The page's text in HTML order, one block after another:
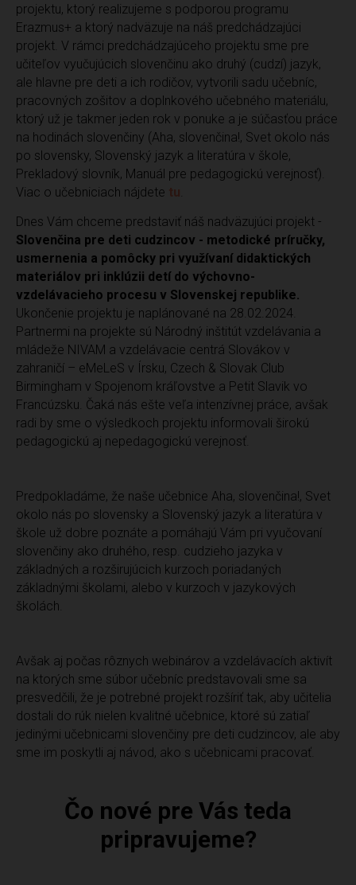
projektu, ktorý realizujeme s podporou programu
Erazmus+ a ktorý nadväzuje na náš predchádzajúci
projekt. V rámci predchádzajúceho projektu sme pre
učiteľov vyučujúcich slovenčinu ako druhý (cudzí) jazyk,
ale hlavne pre deti a ich rodičov, vytvorili sadu učebníc,
pracovných zošitov a doplnkového učebného materiálu,
ktorý už je takmer jeden rok v ponuke a je súčasťou práce
na hodinách slovenčiny (Aha, slovenčina!, Svet okolo nás
po slovensky, Slovenský jazyk a literatúra v škole,
Prekladový slovník, Manuál pre pedagogickú verejnosť).
Viac o učebniciach nájdete tu
Dnes Vám chceme predstaviť náš nadväzujúci projekt -
Slovenčina pre deti cudzincov - metodické príručky,
usmernenia a pomôcky pri využívaní didaktických
materiálov pri inklúzii detí do výchovno-
vzdelávacieho procesu v Slovenskej republike.
Ukončenie projektu je naplánované na 28.02.2024.
Partnermi na projekte sú Národný inštitút vzdelávania a
mládeže NIVAM a vzdelávacie centrá Slovákov v
zahraničí – eMeLeS v Írsku, Czech & Slovak Club
Birmingham v Spojenom kráľovstve a Petit Slavik vo
Francúzsku. Čaká nás ešte veľa intenzívnej práce, avšak
radi by sme o výsledkoch projektu informovali širokú
pedagogickú aj nepedagogickú verejnosť.
Predpokladáme, že naše učebnice Aha, slovenčina!, Svet
okolo nás po slovensky a Slovenský jazyk a literatúra v
škole už dobre poznáte a pomáhajú Vám pri vyučovaní
slovenčiny ako druhého, resp. cudzieho jazyka v
základných a rozširujúcich kurzoch poriadaných
základnými školami, alebo v kurzoch v jazykových
školách.
Avšak aj počas rôznych webinárov a vzdelávacích aktivít
na ktorých sme súbor učebníc predstavovali sme sa
presvedčili, že je potrebné projekt rozšíriť tak, aby učitelia
dostali do rúk nielen kvalitné učebnice, ktoré sú zatiaľ
jedinými učebnicami slovenčiny pre deti cudzincov, ale aby
sme im poskytli aj návod, ako s učebnicami pracovať.
Čo nové pre Vás teda
pripravujeme?